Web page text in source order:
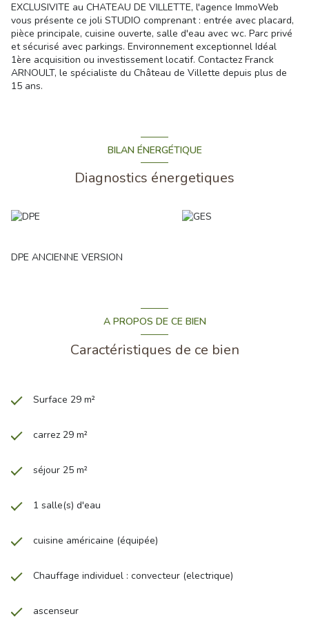
EXCLUSIVITE au CHATEAU DE VILLETTE, l'agence ImmoWeb
vous présente ce joli STUDIO comprenant : entrée avec placard,
pièce principale, cuisine ouverte, salle d'eau avec wc. Parc privé
et sécurisé avec parkings. Environnement exceptionnel Idéal
1ère acquisition ou investissement locatif. Contactez Franck
ARNOULT, le spécialiste du Château de Villette depuis plus de
15 ans.
BILAN ÉNERGÉTIQUE
Diagnostics énergetiques
DPE ANCIENNE VERSION
A PROPOS DE CE BIEN
Caractéristiques de ce bien
Surface 29 m²
carrez 29 m²
séjour 25 m²
1 salle(s) d'eau
cuisine américaine (équipée)
Chauffage individuel : convecteur (electrique)
ascenseur